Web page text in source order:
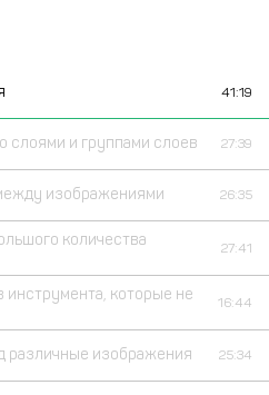
41:19
слоями и группами слоев 27:39
изображениями 26:35
количества
27:41
которые не
16:44
различные изображения 25:34